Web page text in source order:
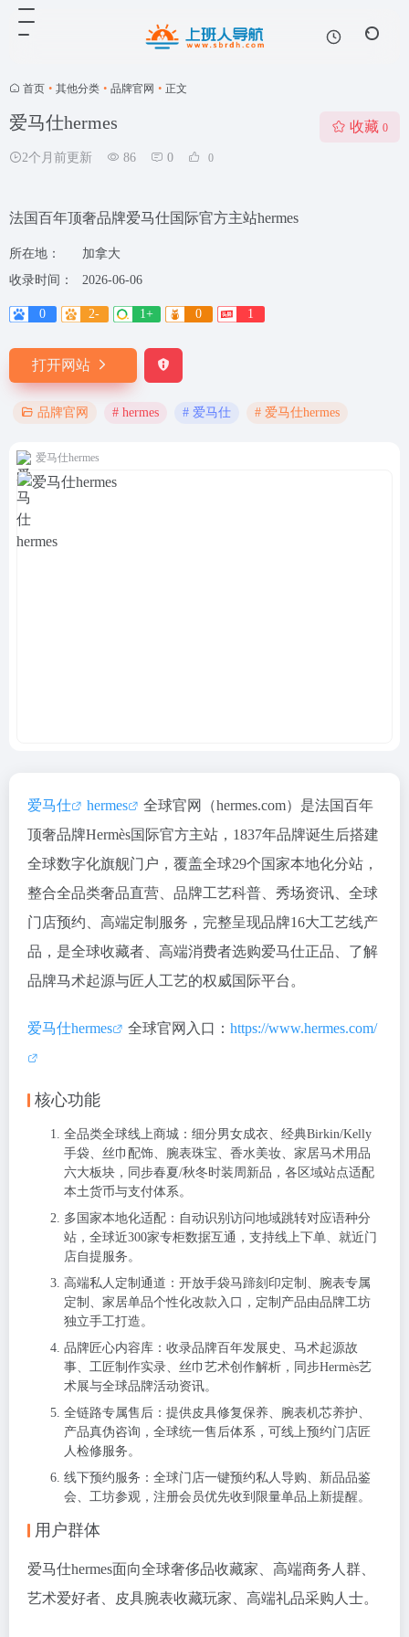
首页 • 其他分类 • 品牌官网 • 正文
爱马仕hermes
2个月前更新 86 0 0
收藏 0
法国百年顶奢品牌爱马仕国际官方主站hermes
所在地：
加拿大
收录时间：
2026-06-06
0 2- 1+ 0 1
打开网站
品牌官网 # hermes # 爱马仕 # 爱马仕hermes
爱马仕hermes
爱马仕 hermes
全球官网（hermes.com）是法国百年
顶奢品牌Hermès国际官方主站，1837年品牌诞生后搭建
全球数字化旗舰门户，覆盖全球29个国家本地化分站，
整合全品类奢品直营、品牌工艺科普、秀场资讯、全球
门店预约、高端定制服务，完整呈现品牌16大工艺线产
品，是全球收藏者、高端消费者选购爱马仕正品、了解
品牌马术起源与匠人工艺的权威国际平台。
爱马仕hermes 全球官网入口： https://www.hermes.com/
核心功能
全品类全球线上商城：细分男女成衣、经典Birkin/Kelly
手袋、丝巾配饰、腕表珠宝、香水美妆、家居马术用品
六大板块，同步春夏/秋冬时装周新品，各区域站点适配
本土货币与支付体系。
多国家本地化适配：自动识别访问地域跳转对应语种分
站，全球近300家专柜数据互通，支持线上下单、就近门
店自提服务。
高端私人定制通道：开放手袋马蹄刻印定制、腕表专属
定制、家居单品个性化改款入口，定制产品由品牌工坊
独立手工打造。
品牌匠心内容库：收录品牌百年发展史、马术起源故
事、工匠制作实录、丝巾艺术创作解析，同步Hermès艺
术展与全球品牌活动资讯。
全链路专属售后：提供皮具修复保养、腕表机芯养护、
产品真伪咨询，全球统一售后体系，可线上预约门店匠
人检修服务。
线下预约服务：全球门店一键预约私人导购、新品品鉴
会、工坊参观，注册会员优先收到限量单品上新提醒。
用户群体
爱马仕hermes面向全球奢侈品收藏家、高端商务人群、
艺术爱好者、皮具腕表收藏玩家、高端礼品采购人士。